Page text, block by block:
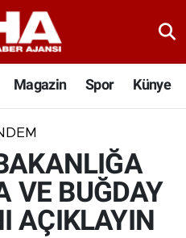
Magazin Spor Künye
VE BUĞDAY
AÇIKLAYIN